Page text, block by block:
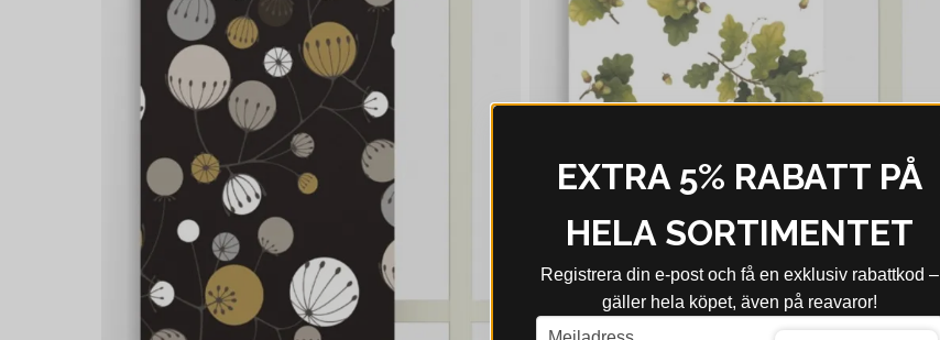
EXTRA 5% RABATT PÅ
HELA SORTIMENTET
Registrera din e‑post och få en exklusiv rabattkod –
gäller hela köpet, även på reavaror!
email